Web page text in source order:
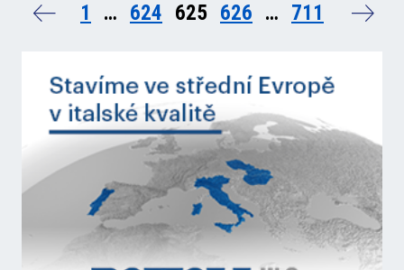
1 … 624 625 626 … 711